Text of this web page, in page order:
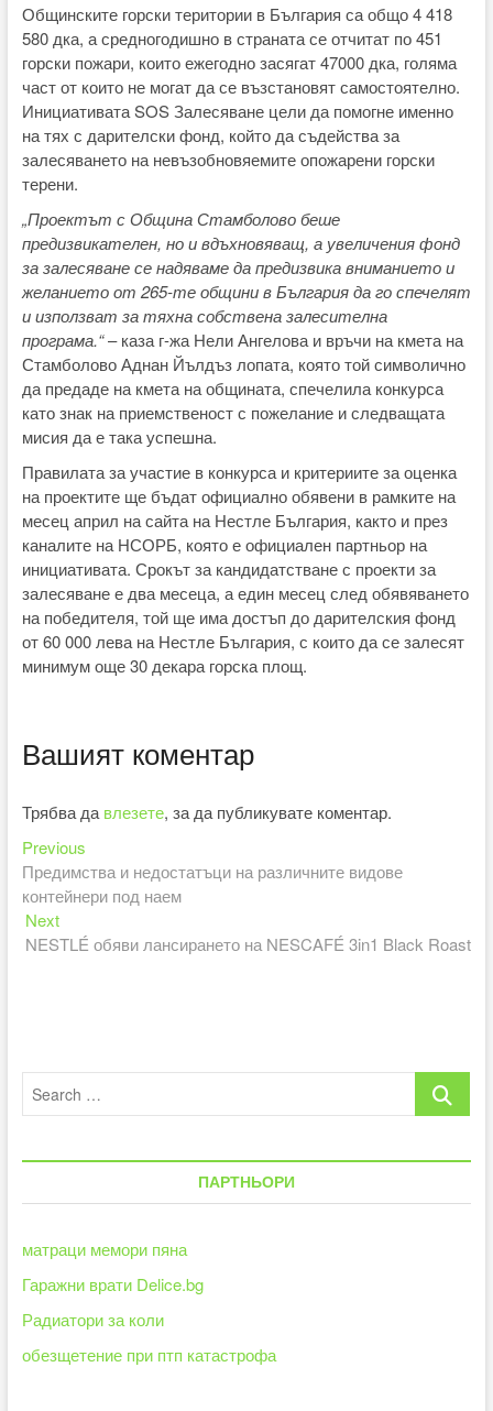
Общинските горски територии в България са общо 4 418
580 дка, а средногодишно в страната се отчитат по 451
горски пожари, които ежегодно засягат 47000 дка, голяма
част от които не могат да се възстановят самостоятелно.
Инициативата SOS Залесяване цели да помогне именно
на тях с дарителски фонд, който да съдейства за
залесяването на невъзобновяемите опожарени горски
терени.
„Проектът с Община Стамболово беше
предизвикателен, но и вдъхновяващ, а увеличения фонд
за залесяване се надяваме да предизвика вниманието и
желанието от 265-те общини в България да го спечелят
и използват за тяхна собствена залесителна
програма.“– каза г-жа Нели Ангелова и връчи на кмета на
Стамболово Аднан Йълдъз лопата, която той символично
да предаде на кмета на общината, спечелила конкурса
като знак на приемственост с пожелание и следващата
мисия да е така успешна.
Правилата за участие в конкурса и критериите за оценка
на проектите ще бъдат официално обявени в рамките на
месец април на сайта на Нестле България, както и през
каналите на НСОРБ, която е официален партньор на
инициативата. Срокът за кандидатстване с проекти за
залесяване е два месеца, а един месец след обявяването
на победителя, той ще има достъп до дарителския фонд
от 60 000 лева на Нестле България, с които да се залесят
минимум още 30 декара горска площ.
Вашият коментар
Трябва давлезете, за да публикувате коментар.
Навигация
PreviousPrevious
post:
Предимства и недостатъци на различните видове
контейнери под наем
NextNext
post:
NESTLÉ обяви лансирането на NESCAFÉ 3in1 Black Roast
Search
ПАРТНЬОРИ
матраци мемори пяна
Гаражни врати Delice.bg
Радиатори за коли
обезщетение при птп катастрофа